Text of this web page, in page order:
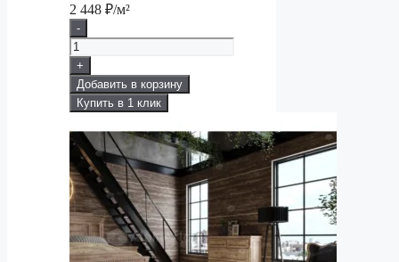
2 448 ₽/м²
-
+
Добавить в корзину
Купить в 1 клик